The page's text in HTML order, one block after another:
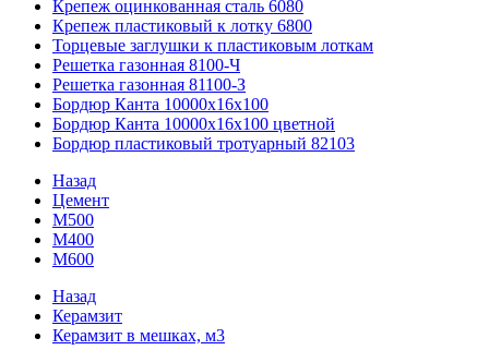
Крепеж оцинкованная сталь 6080
Крепеж пластиковый к лотку 6800
Торцевые заглушки к пластиковым лоткам
Решетка газонная 8100-Ч
Решетка газонная 81100-З
Бордюр Канта 10000x16x100
Бордюр Канта 10000x16x100 цветной
Бордюр пластиковый тротуарный 82103
Назад
Цемент
М500
М400
М600
Назад
Керамзит
Керамзит в мешках, м3